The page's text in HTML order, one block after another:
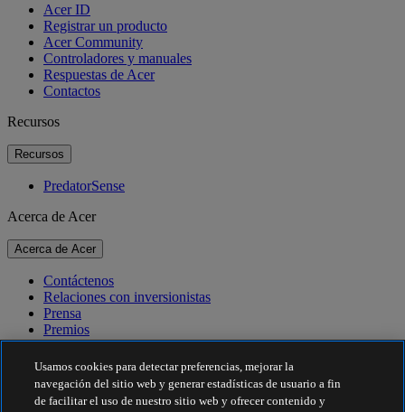
Acer ID
Registrar un producto
Acer Community
Controladores y manuales
Respuestas de Acer
Contactos
Recursos
Recursos
PredatorSense
Acerca de Acer
Acerca de Acer
Contáctenos
Relaciones con inversionistas
Prensa
Premios
Eventos
Sostenibilidad
Sostenibilidad
Usamos cookies para detectar preferencias, mejorar la
navegación del sitio web y generar estadísticas de usuario a fin
de facilitar el uso de nuestro sitio web y ofrecer contenido y